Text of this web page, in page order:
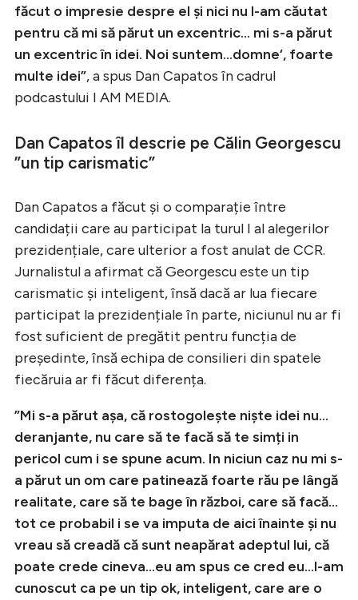
făcut o impresie despre el și nici nu l-am căutat
pentru că mi să părut un excentric… mi s-a părut
un excentric în idei. Noi suntem…domne‘, foarte
multe idei”, a spus Dan Capatos în cadrul
podcastului I AM MEDIA.
Dan Capatos îl descrie pe Călin Georgescu
”un tip carismatic”
Dan Capatos a făcut și o comparație între
candidații care au participat la turul I al alegerilor
prezidențiale, care ulterior a fost anulat de CCR.
Jurnalistul a afirmat că Georgescu este un tip
carismatic și inteligent, însă dacă ar lua fiecare
participat la prezidențiale în parte, niciunul nu ar fi
fost suficient de pregătit pentru funcția de
președinte, însă echipa de consilieri din spatele
fiecăruia ar fi făcut diferența.
”Mi s-a părut așa, că rostogolește niște idei nu…
deranjante, nu care să te facă să te simți in
pericol cum i se spune acum. In niciun caz nu mi s-
a părut un om care patinează foarte rău pe lângă
realitate, care să te bage în război, care să facă…
tot ce probabil i se va imputa de aici înainte și nu
vreau să creadă că sunt neapărat adeptul lui, că
poate crede cineva…eu am spus ce cred eu…l-am
cunoscut ca pe un tip ok, inteligent, care are o